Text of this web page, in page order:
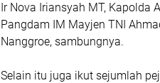
Ir Nova Iriansyah MT, Kapolda
Pangdam IM Mayjen TNI
Nanggroe, sambungnya.
Selain itu juga ikut sejumlah